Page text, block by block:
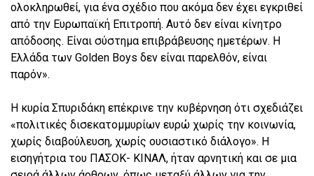
ολοκληρωθεί, για ένα σχέδιο που ακόμα δεν έχει εγκριθεί
από την Ευρωπαϊκή Επιτροπή. Αυτό δεν είναι κίνητρο
απόδοσης. Είναι σύστημα επιβράβευσης ημετέρων. Η
Ελλάδα των Golden Boys δεν είναι παρελθόν, είναι
παρόν».
Η κυρία Σπυριδάκη επέκρινε την κυβέρνηση ότι σχεδιάζει
«πολιτικές δισεκατομμυρίων ευρώ χωρίς την κοινωνία,
χωρίς διαβούλευση, χωρίς ουσιαστικό διάλογο». Η
εισηγήτρια του ΠΑΣΟΚ- ΚΙΝΑΛ, ήταν αρνητική και σε μια